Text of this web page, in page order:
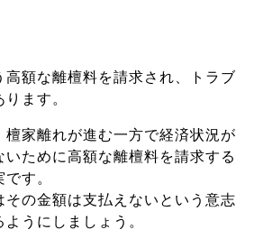
高額な離檀料を請求され、トラブ
ます。
檀家離れが進む一方で経済状況が
いために高額な離檀料を請求する
す。
その金額は支払えないという意志
うにしましょう。